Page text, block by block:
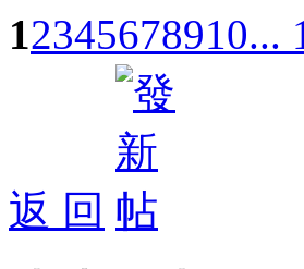
12345678910...
返 回